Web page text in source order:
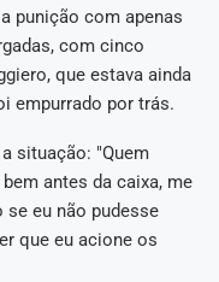
punição com apenas
com cinco
que estava ainda
empurrado por trás.
situação: "Quem
antes da caixa, me
eu não pudesse
que eu acione os